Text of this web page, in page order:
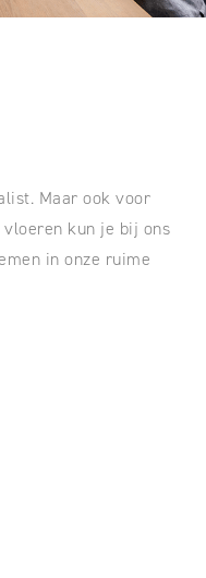
Maar ook voor
kun je bij ons
in onze ruime